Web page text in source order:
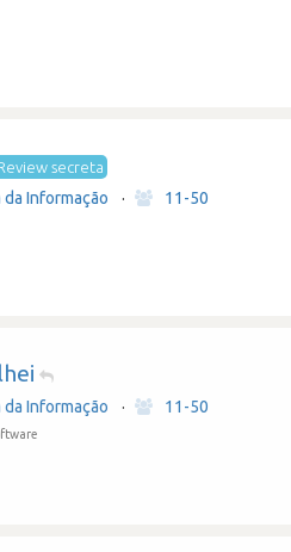
secreta
Informação · 11-50
Informação · 11-50